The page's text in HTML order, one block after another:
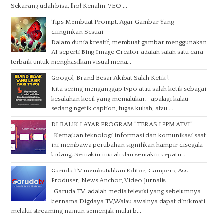
Sekarang udah bisa, lho! Kenalin: VEO ...
Tips Membuat Prompt, Agar Gambar Yang
diinginkan Sesuai
Dalam dunia kreatif, membuat gambar menggunakan
AI seperti Bing Image Creator adalah salah satu cara
terbaik untuk menghasilkan visual mena...
Googol, Brand Besar Akibat Salah Ketik !
Kita sering menganggap typo atau salah ketik sebagai
kesalahan kecil yang memalukan—apalagi kalau
sedang ngetik caption, tugas kuliah, atau ...
DI BALIK LAYAR PROGRAM "TERAS LPPM ATVI"
Kemajuan teknologi informasi dan komunikasi saat
ini membawa perubahan signifikan hampir disegala
bidang. Semakin murah dan semakin cepatn...
Garuda TV membutuhkan Editor, Campers, Ass
Produser, News Anchor, Video Jurnalis
Garuda TV adalah media televisi yang sebelumnya
bernama Digdaya TV,Walau awalnya dapat dinikmati
melalui streaming namun semenjak mulai b...